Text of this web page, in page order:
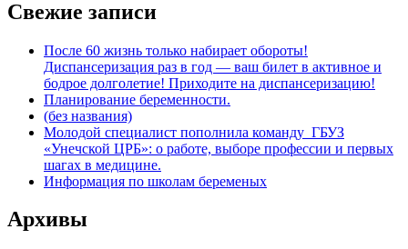
Свежие записи
После 60 жизнь только набирает обороты!
Диспансеризация раз в год — ваш билет в активное и
бодрое долголетие! Приходите на диспансеризацию!
Планирование беременности.
(без названия)
Молодой специалист пополнила команду ГБУЗ
«Унечской ЦРБ»: о работе, выборе профессии и первых
шагах в медицине.
Информация по школам беременых
Архивы